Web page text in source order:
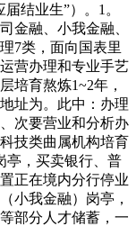
结业生”）。1。
金融、小我金融、
7类，面向国表里
营办理和专业手艺
培育熬炼1~2年，
址为。此中：办理
次要营业和分析办
技类曲属机构培育
亭，买卖银行、普
正在境内分行停业
小我金融）岗亭，
部分人才储蓄，一